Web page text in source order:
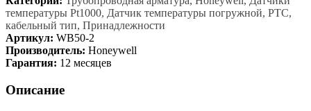
температуры Pt1000, Датчик температуры погружной, PTC,
кабельный тип, Принадлежности
Артикул: WB50-2
Производитель: Honeywell
Гарантия: 12 месяцев
Описание